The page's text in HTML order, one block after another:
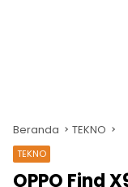
Beranda TEKNO
TEKNO
OPPO Find